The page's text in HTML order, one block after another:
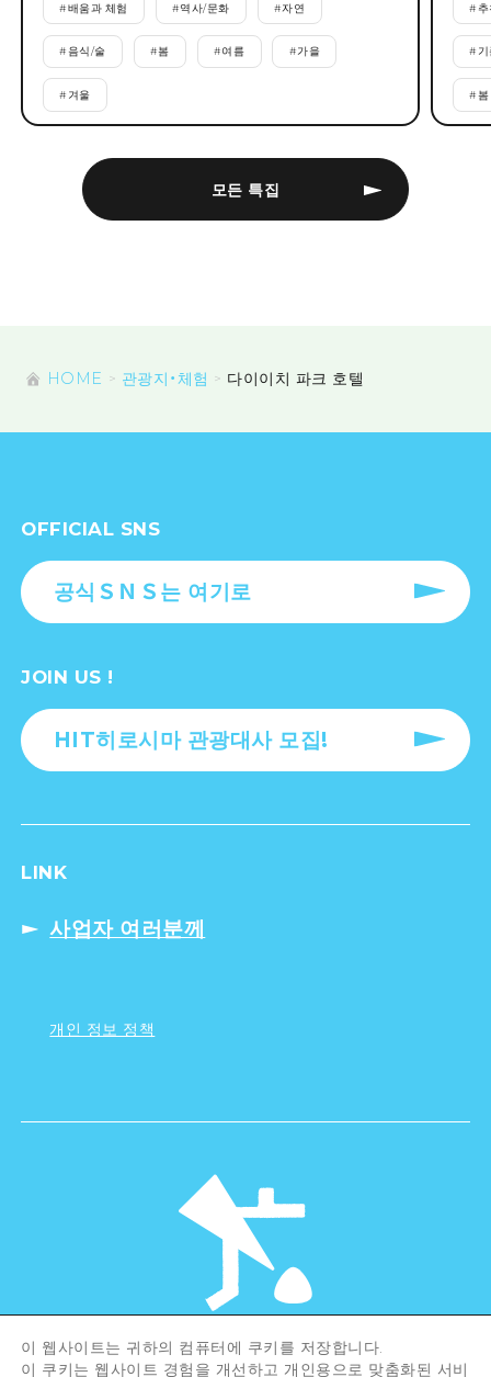
모든 특집
#배움과 체험 #역사/문화 #자연
#음식/술 #봄 #여름 #가을
# 겨울
#
#
#봄
HOME 관광지・체험 다이이치 파크 호텔
OFFICIAL SNS
공식ＳＮＳ는 여기로
JOIN US !
HIT히로시마 관광대사 모집!
LINK
사업자 여러분께
개인 정보 정책
©Hiroshima Tourism Association /
Hiroshima Prefecture / Hiroshima City .
이 웹사이트는 귀하의 컴퓨터에 쿠키를 저장합니다.
이 쿠키는 웹사이트 경험을 개선하고 개인용으로 맞춤화된 서비